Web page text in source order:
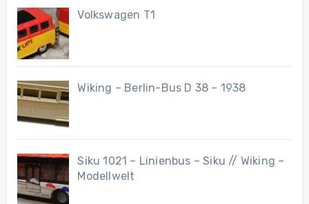
Volkswagen T1
Wiking – Berlin-Bus D 38 – 1938
Siku 1021 – Linienbus – Siku // Wiking –
Modellwelt